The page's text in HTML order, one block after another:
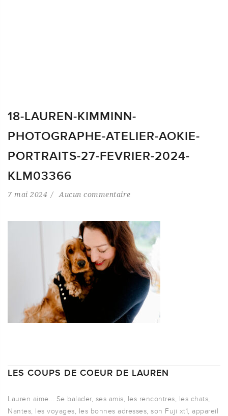
18-LAUREN-KIMMINN-
PHOTOGRAPHE-ATELIER-AOKIE-
PORTRAITS-27-FEVRIER-2024-
KLM03366
7 mai 2024 Aucun commentaire
LES COUPS DE COEUR DE LAUREN
Lauren aime... Se balader, ses amis, les rencontres, les chats,
Nantes, les voyages, les bonnes adresses, son Fuji xt1, appareil